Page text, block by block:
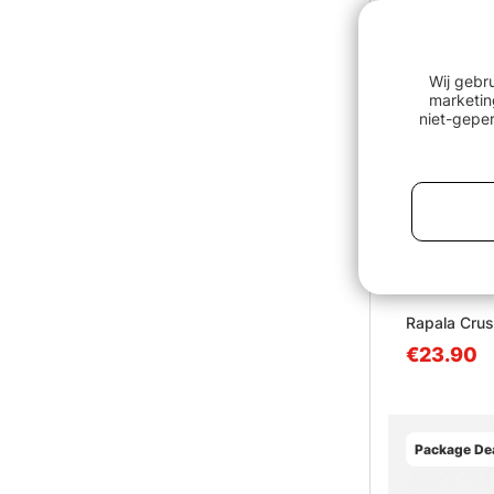
Rapala
€23.90
Package
Wij
niet-